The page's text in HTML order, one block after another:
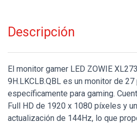
Descripción
El monitor gamer LED ZOWIE
9H.LKCLB.QBL es un monitor de
específicamente para gaming.
Full HD de 1920 x 1080 píxeles y
actualización de 144Hz, lo que